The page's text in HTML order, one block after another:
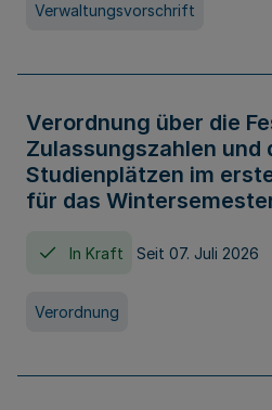
Verwaltungsvorschrift
Verordnung über die
Zulassungszahlen und
Studienplätzen im
für das
In Kraft Seit 07. Juli 2026
Verordnung